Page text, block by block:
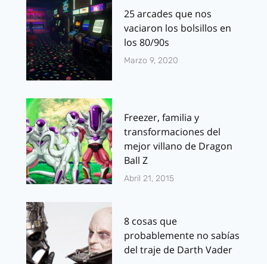
25 arcades que nos
vaciaron los bolsillos en
los 80/90s
Marzo 9, 2020
Freezer, familia y
transformaciones del
mejor villano de Dragon
Ball Z
Abril 21, 2015
8 cosas que
probablemente no sabías
del traje de Darth Vader